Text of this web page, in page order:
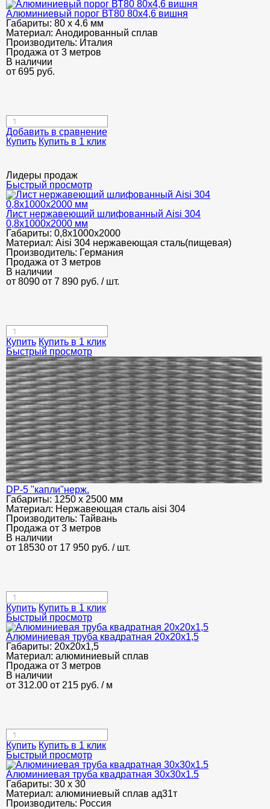
Алюминиевый порог ВТ80 80х4,6 вишня
Габариты: 80 х 4.6 мм
Материал: Анодированный сплав
Производитель: Италия
Продажа от 3 метров
В наличии
от 695 руб.
Добавить в сравнение
Купить Купить в 1 клик
Лидеры продаж
Быстрый просмотр
Лист нержавеющий шлифованный Aisi 304
0,8х1000х2000 мм
Габариты: 0,8х1000х2000
Материал: Aisi 304 нержавеющая сталь(пищевая)
Производитель: Германия
Продажа от 3 метров
В наличии
от 8090 от 7 890 руб. / шт.
Купить Купить в 1 клик
Быстрый просмотр
DP-5 "капли"нерж.
Габариты: 1250 х 2500 мм
Материал: Нержавеющая сталь aisi 304
Производитель: Тайвань
Продажа от 3 метров
В наличии
от 18530 от 17 950 руб. / шт.
Купить Купить в 1 клик
Быстрый просмотр
Алюминиевая труба квадратная 20х20х1,5
Габариты: 20х20х1,5
Материал: алюминиевый сплав
Продажа от 3 метров
В наличии
от 312.00 от 215 руб. / м
Купить Купить в 1 клик
Быстрый просмотр
Алюминиевая труба квадратная 30х30х1.5
Габариты: 30 х 30
Материал: алюминиевый сплав ад31т
Производитель: Россия